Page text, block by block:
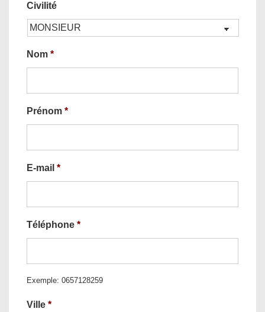
Civilité
Nom *
Prénom *
E-mail *
Téléphone *
Exemple: 0657128259
Ville *